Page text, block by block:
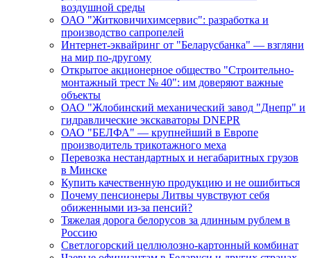
воздушной среды
ОАО "Житковичихимсервис": разработка и
производство сапропелей
Интернет-эквайринг от "Беларусбанка" — взгляни
на мир по-другому
Открытое акционерное общество "Строительно-
монтажный трест № 40": им доверяют важные
объекты
ОАО "Жлобинский механический завод "Днепр" и
гидравлические экскаваторы DNEPR
ОАО "БЕЛФА" — крупнейший в Европе
производитель трикотажного меха
Перевозка нестандартных и негабаритных грузов
в Минске
Купить качественную продукцию и не ошибиться
Почему пенсионеры Литвы чувствуют себя
обиженными из-за пенсий?
Тяжелая дорога белорусов за длинным рублем в
Россию
Светлогорский целлюлозно-картонный комбинат